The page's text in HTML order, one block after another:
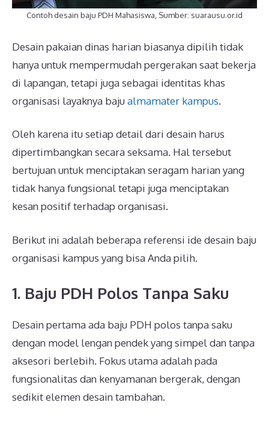
Contoh desain baju PDH Mahasiswa, Sumber: suarausu.or.id
Desain pakaian dinas harian biasanya dipilih tidak
hanya untuk mempermudah pergerakan saat bekerja
di lapangan, tetapi juga sebagai identitas khas
organisasi layaknya bajualmamater kampus.
Oleh karena itu setiap detail dari desain harus
dipertimbangkan secara seksama. Hal tersebut
bertujuan untuk menciptakan seragam harian yang
tidak hanya fungsional tetapi juga menciptakan
kesan positif terhadap organisasi.
Berikut ini adalah beberapa referensi ide desain baju
organisasi kampus yang bisa Anda pilih.
1. Baju PDH Polos Tanpa Saku
Desain pertama ada baju PDH polos tanpa saku
dengan model lengan pendek yang simpel dan tanpa
aksesori berlebih. Fokus utama adalah pada
fungsionalitas dan kenyamanan bergerak, dengan
sedikit elemen desain tambahan.